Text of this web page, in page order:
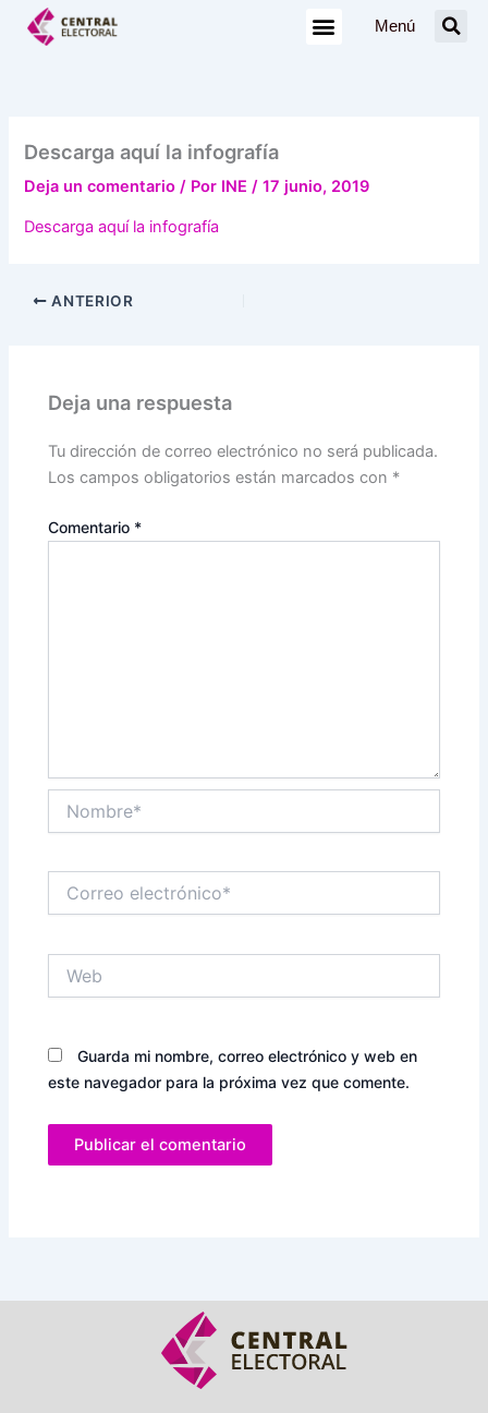
Menú
Descarga aquí la infografía
Deja un comentario / Por INE/17 junio, 2019
Descarga aquí la infografía
ANTERIOR
Deja una respuesta
Tu dirección de correo electrónico no será publicada.
Los campos obligatorios están marcados con *
Comentario *
electrónico*
Guarda mi nombre, correo electrónico y web en
este navegador para la próxima vez que comente.